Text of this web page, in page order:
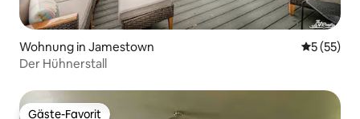
Wohnung in Jamestown
5 (55)
Der Hühnerstall
Gäste-Favorit